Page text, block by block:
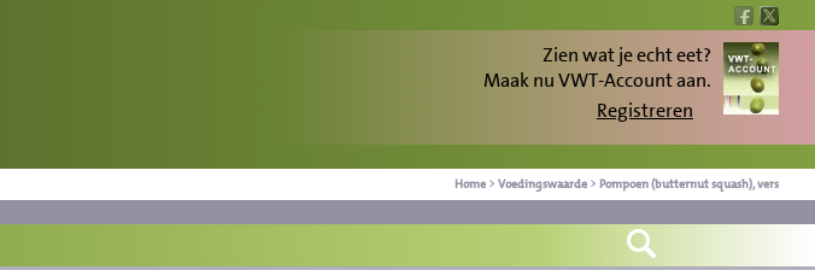
Zien wat je echt eet?
Maak nu VWT-Account aan.
Registreren
Home > Voedingswaarde > Pompoen (butternut squash), vers